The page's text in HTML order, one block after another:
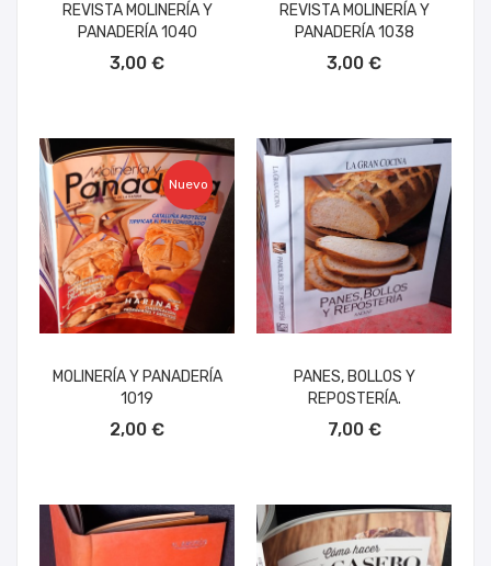
REVISTA MOLINERÍA Y
PANADERÍA 1040
3,00 €
REVISTA MOLINERÍA Y
PANADERÍA 1038
3,00 €
Nuevo
MOLINERÍA Y PANADERÍA
1019
2,00 €
PANES, BOLLOS Y
REPOSTERÍA.
7,00 €